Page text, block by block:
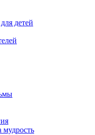
детей